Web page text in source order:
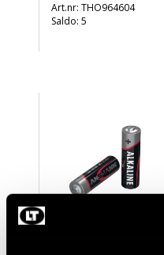
THO964604
Saldo: 5